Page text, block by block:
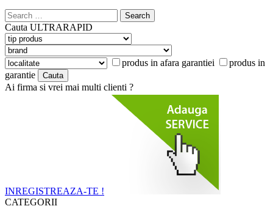
Search
for:
Cauta ULTRARAPID
produs in afara garantiei
produs in
garantie
Ai firma si vrei mai multi clienti ?
INREGISTREAZA-TE !
CATEGORII